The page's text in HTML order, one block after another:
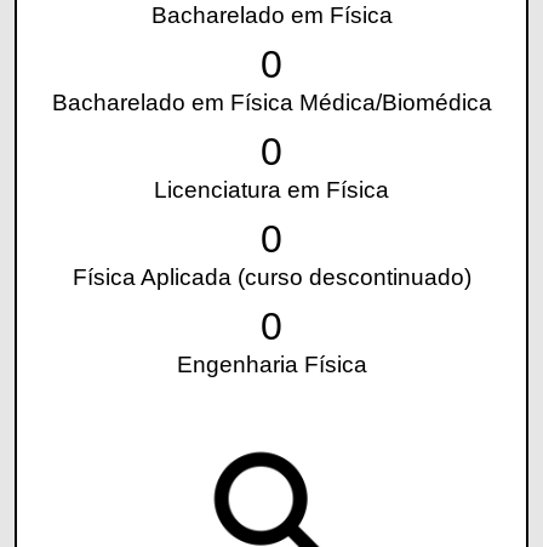
Bacharelado em Física
0
Bacharelado em Física Médica/Biomédica
0
Licenciatura em Física
0
Física Aplicada (curso descontinuado)
0
Engenharia Física